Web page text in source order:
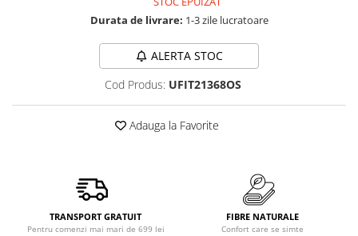
Durata de livrare: 1-3 zile lucratoare
ALERTA STOC
Cod Produs: UFIT21368OS
Adauga la Favorite
TRANSPORT GRATUIT
Pentru comenzi mai mari de 699 lei
FIBRE NATURALE
Confort care se simte